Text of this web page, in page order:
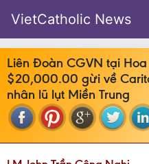
VietCatholic News
Liên Đoàn CGVN tại
$20,000.00 gừi về
nhân lũ lụt Miền Trung